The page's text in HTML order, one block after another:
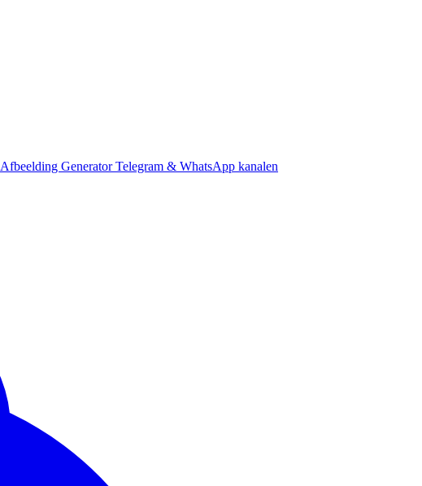
Afbeelding GeneratorTelegram & WhatsApp kanalen